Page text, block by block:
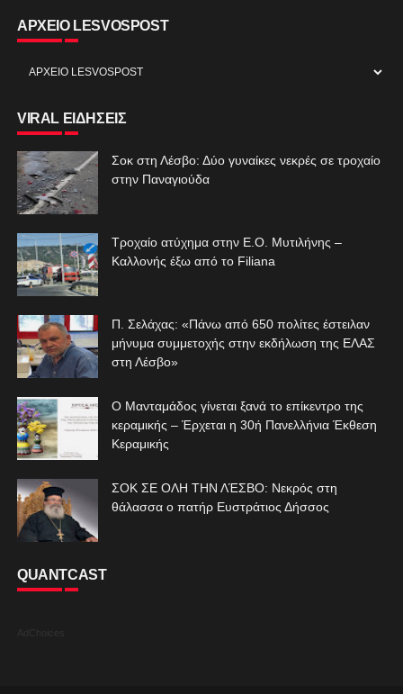
ΑΡΧΕΙΟ LESVOSPOST
VIRAL ΕΙΔΗΣΕΙΣ
Σοκ στη Λέσβο: Δύο γυναίκες νεκρές σε τροχαίο
στην Παναγιούδα
Τροχαίο ατύχημα στην Ε.Ο. Μυτιλήνης –
Καλλονής έξω από το Filiana
Π. Σελάχας: «Πάνω από 650 πολίτες έστειλαν
μήνυμα συμμετοχής στην εκδήλωση της ΕΛΑΣ
στη Λέσβο»
Ο Μανταμάδος γίνεται ξανά το επίκεντρο της
κεραμικής – Έρχεται η 30ή Πανελλήνια Έκθεση
Κεραμικής
ΣΟΚ ΣΕ ΟΛΗ ΤΗΝ ΛΈΣΒΟ: Νεκρός στη
θάλασσα ο πατήρ Ευστράτιος Δήσσος
QUANTCAST